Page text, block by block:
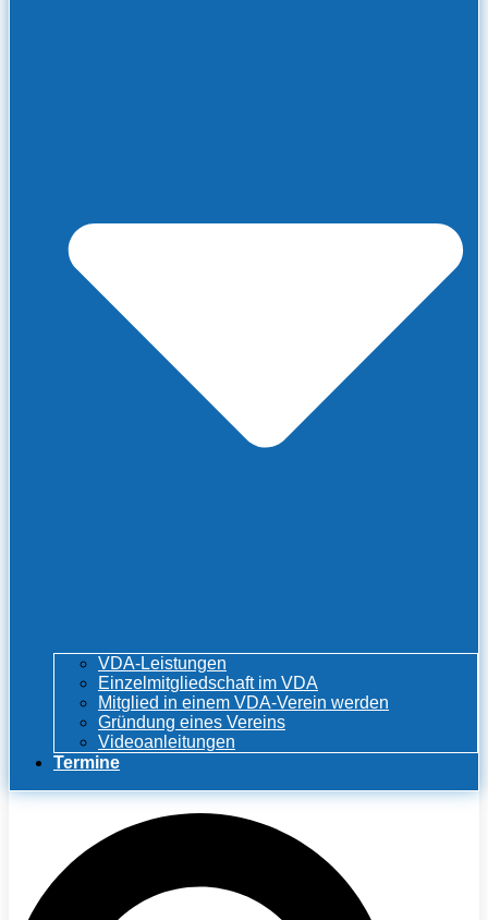
VDA-Leistungen
Einzelmitgliedschaft im VDA
Mitglied in einem VDA-Verein werden
Gründung eines Vereins
Videoanleitungen
Termine